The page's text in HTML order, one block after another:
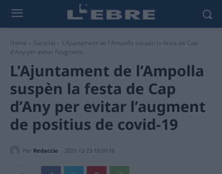
Home Societat
L’Ajuntament de l'Ampolla suspèn la festa de Cap
d'Any per evitar l’augment...
L’Ajuntament de l’Ampolla
suspèn la festa de Cap
d’Any per evitar l’augment
de positius de covid-19
Per Redaccio 2021-12-23 10:00:18